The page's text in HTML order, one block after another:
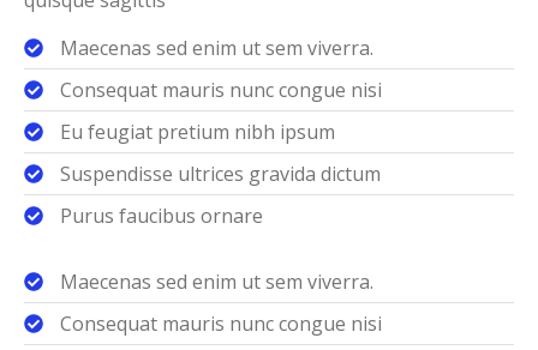
Maecenas sed enim ut sem viverra.
Consequat mauris nunc congue nisi
Eu feugiat pretium nibh ipsum
Suspendisse ultrices gravida dictum
Purus faucibus ornare
Maecenas sed enim ut sem viverra.
Consequat mauris nunc congue nisi